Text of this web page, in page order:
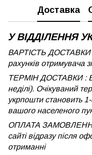
Доставка
У ВІДДІЛЕННЯ
ВАРТІСТЬ ДОСТАВКИ :
рахунків отримувача
ТЕРМІН ДОСТАВКИ :
неділі). Очікуваний
укрпошти становить
вашого населеного
ОПЛАТА ЗАМОВЛЕННЯ
сайті відразу після
отриманні